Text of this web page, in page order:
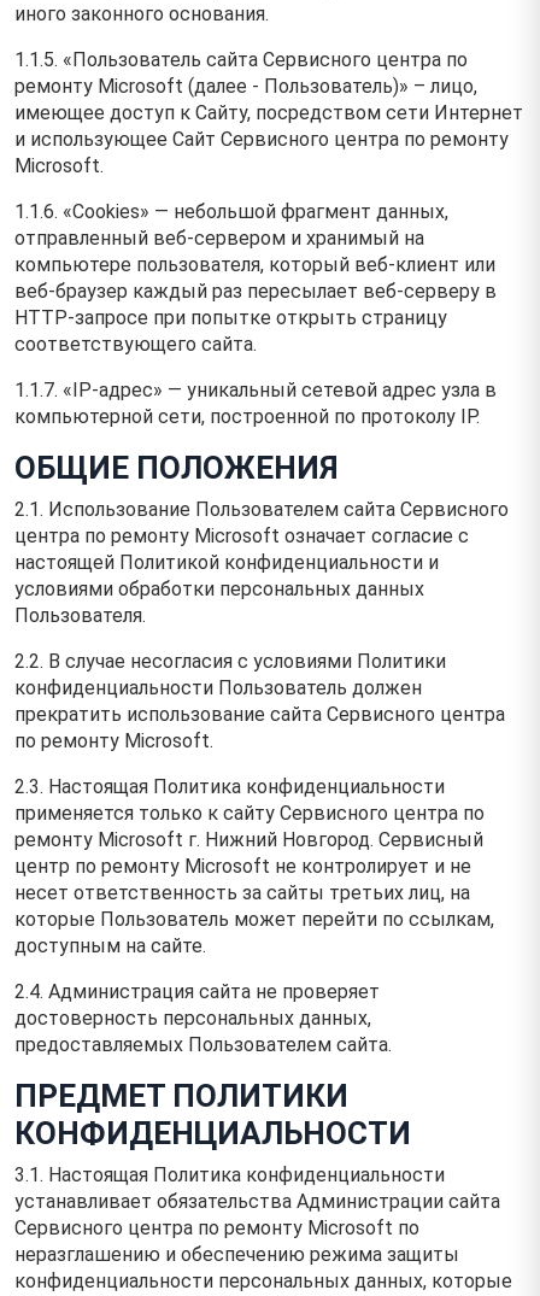
иного законного основания.
1.1.5. «Пользователь сайта Сервисного центра по
ремонту Microsoft (далее ‑ Пользователь)» – лицо,
имеющее доступ к Сайту, посредством сети Интернет
и использующее Сайт Сервисного центра по ремонту
Microsoft.
1.1.6. «Cookies» — небольшой фрагмент данных,
отправленный веб-сервером и хранимый на
компьютере пользователя, который веб-клиент или
веб-браузер каждый раз пересылает веб-серверу в
HTTP-запросе при попытке открыть страницу
соответствующего сайта.
1.1.7. «IP-адрес» — уникальный сетевой адрес узла в
компьютерной сети, построенной по протоколу IP.
ОБЩИЕ ПОЛОЖЕНИЯ
2.1. Использование Пользователем сайта Сервисного
центра по ремонту Microsoft означает согласие с
настоящей Политикой конфиденциальности и
условиями обработки персональных данных
Пользователя.
2.2. В случае несогласия с условиями Политики
конфиденциальности Пользователь должен
прекратить использование сайта Сервисного центра
по ремонту Microsoft.
2.3. Настоящая Политика конфиденциальности
применяется только к сайту Сервисного центра по
ремонту Microsoft г. Нижний Новгород. Сервисный
центр по ремонту Microsoft не контролирует и не
несет ответственность за сайты третьих лиц, на
которые Пользователь может перейти по ссылкам,
доступным на сайте.
2.4. Администрация сайта не проверяет
достоверность персональных данных,
предоставляемых Пользователем сайта.
ПРЕДМЕТ ПОЛИТИКИ
КОНФИДЕНЦИАЛЬНОСТИ
3.1. Настоящая Политика конфиденциальности
устанавливает обязательства Администрации сайта
Сервисного центра по ремонту Microsoft по
неразглашению и обеспечению режима защиты
конфиденциальности персональных данных, которые